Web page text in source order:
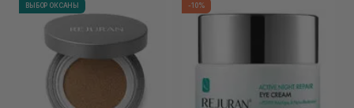
ВЫБОР ОКСАНЫ -10%